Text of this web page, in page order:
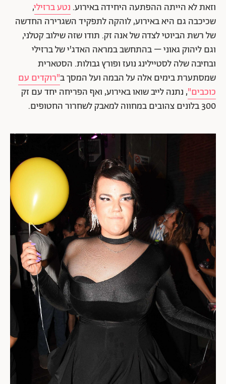
וזאת לא הייתה ההפתעה היחידה באירוע. נטע ברזילי,
שכיכבה גם היא באירוע, לוהקה לתפקיד השגרירה החדשה
של רשת הביוטי לצדה של אנה זק. תודו שזה שילוב קטלני,
וגם ליהוק גאוני – בהתחשב במראה האדג'י של ברזילי
ובחיבה שלה לסטיילינג נועז ופורץ גבולות. הסטארית
שמסתערת בימים אלה על הבמה ועל המסך ב"רוקדים עם
כוכבים", נתנה לייב שואו באירוע, ואף הפריחה יחד עם זק
300 בלונים צהובים במחווה למאבק לשחרור החטופים.